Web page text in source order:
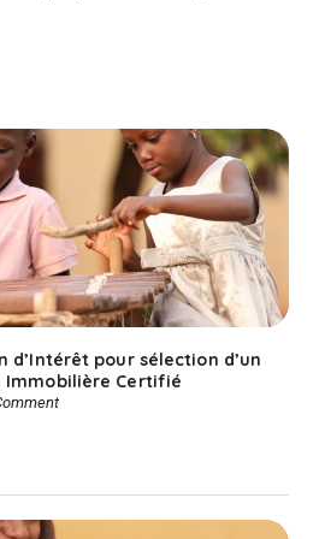
d’Intérêt pour sélection d’un
Immobilière Certifié